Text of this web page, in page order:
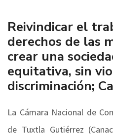
Reivindicar el
derechos de las
crear una
equitativa, sin
discriminación;
La Cámara Nacional de
de Tuxtla Gutiérrez